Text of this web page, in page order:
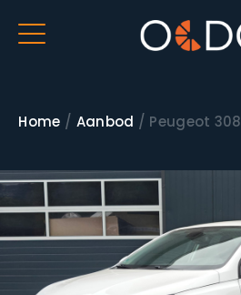
Home / Aanbod / Peugeot 308